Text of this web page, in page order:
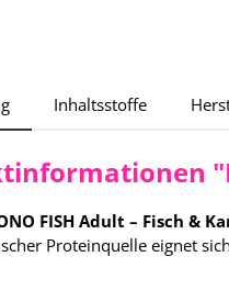
Inhaltsstoffe
FISH Adult – Fisch &
Proteinquelle eignet